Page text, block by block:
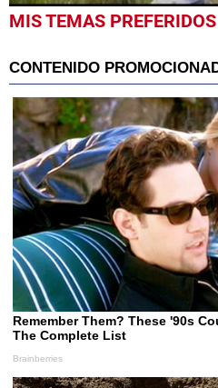
0
seconds
minute,
29
seconds
MIS TEMAS PREFERIDOS